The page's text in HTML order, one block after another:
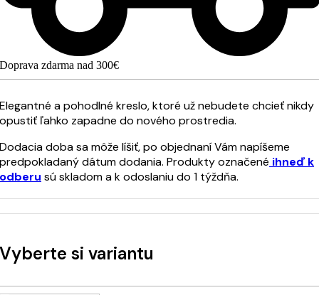
Doprava zdarma nad 300€
Elegantné a pohodlné kreslo, ktoré už nebudete chcieť nikdy
opustiť ľahko zapadne do nového prostredia.
Dodacia doba sa môže líšiť, po objednaní Vám napíšeme
predpokladaný dátum dodania. Produkty označené ihneď k
odberu sú skladom a k odoslaniu do 1 týždňa.
Vyberte si variantu